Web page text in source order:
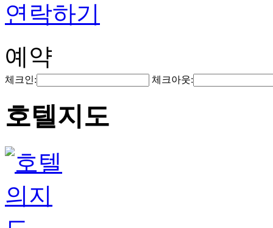
연락하기
예약
체크인: 체크아웃:
호텔지도